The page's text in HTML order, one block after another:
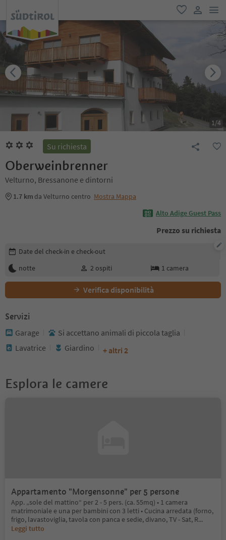
favoriti
user link
1/4
Su richiesta
Oberweinbrenner
Velturno, Bressanone e dintorni
1.7 km da Velturno centro Mostra Mappa
Alto Adige Guest Pass
Prezzo su richiesta
Modifica i dettagli della prenotazione
Date del check-in e check-out
notte
2 ospiti 1 camera
Verifica disponibilità
Servizi
Garage
Si accettano animali di piccola taglia
Lavatrice
Giardino + altri 2
Esplora le camere
Appartamento "Morgensonne" per 5 persone
App. „sole del mattino“ per 2 - 5 pers. (ca. 55mq) • 1 camera
matrimoniale e una per bambini con 3 letti • Cucina arredata (forno,
frigo, lavastoviglia, tavola con panca e sedie, divano, TV - Sat, R...
Leggi tutto